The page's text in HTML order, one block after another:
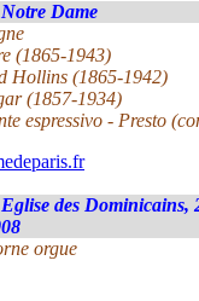
Notre Dame
(1865-1943)
Hollins (1865-1942)
(1857-1934)
espressivo - Presto
Eglise des
orgue